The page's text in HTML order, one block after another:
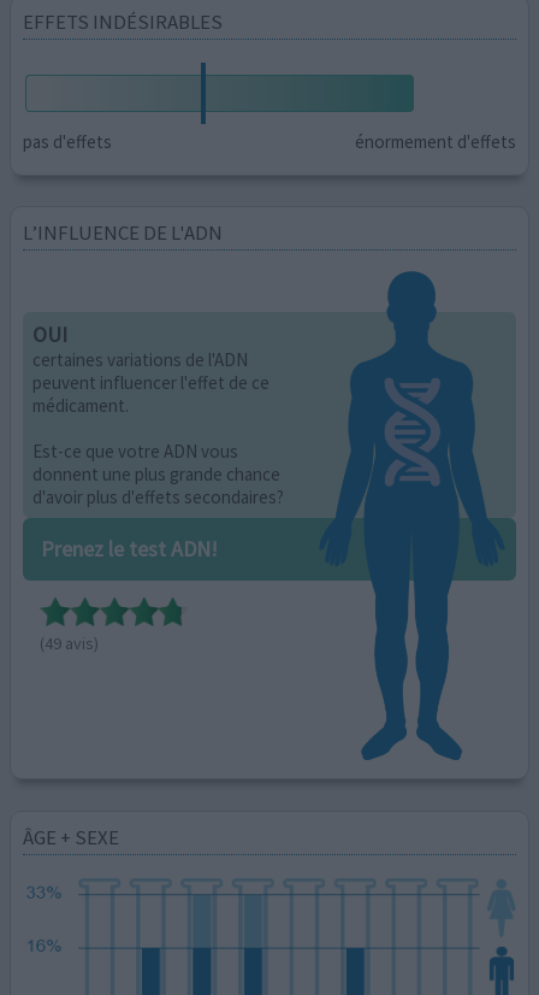
EFFETS INDÉSIRABLES
pas d'effets énormement d'effets
L’INFLUENCE DE L'ADN
OUI
certaines variations de l'ADN
peuvent influencer l'effet de ce
médicament.
Est-ce que votre ADN vous
donnent une plus grande chance
d'avoir plus d'effets secondaires?
Prenez le test ADN!
(49 avis)
ÂGE + SEXE